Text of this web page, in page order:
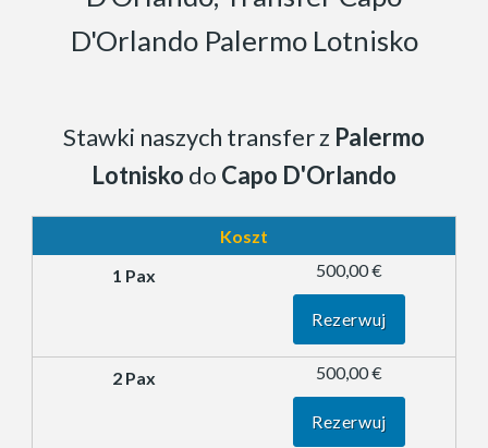
D'Orlando Palermo Lotnisko
Stawki naszych transfer z Palermo
Lotnisko do Capo D'Orlando
Koszt
500,00 €
Rezerwuj
500,00 €
Rezerwuj